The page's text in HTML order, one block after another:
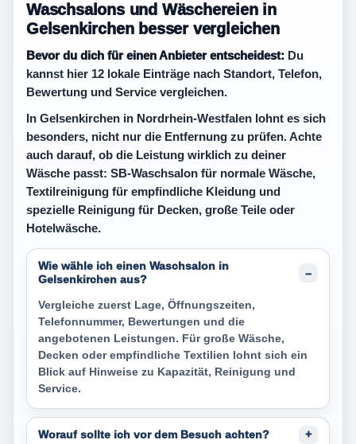
Waschsalons und Wäschereien in
Gelsenkirchen besser vergleichen
Bevor du dich für einen Anbieter entscheidest: Du
kannst hier 12 lokale Einträge nach Standort, Telefon,
Bewertung und Service vergleichen.
In Gelsenkirchen in Nordrhein-Westfalen lohnt es sich
besonders, nicht nur die Entfernung zu prüfen. Achte
auch darauf, ob die Leistung wirklich zu deiner
Wäsche passt: SB-Waschsalon für normale Wäsche,
Textilreinigung für empfindliche Kleidung und
spezielle Reinigung für Decken, große Teile oder
Hotelwäsche.
Wie wähle ich einen Waschsalon in
Gelsenkirchen aus?
Vergleiche zuerst Lage, Öffnungszeiten,
Telefonnummer, Bewertungen und die
angebotenen Leistungen. Für große Wäsche,
Decken oder empfindliche Textilien lohnt sich ein
Blick auf Hinweise zu Kapazität, Reinigung und
Service.
Worauf sollte ich vor dem Besuch achten?